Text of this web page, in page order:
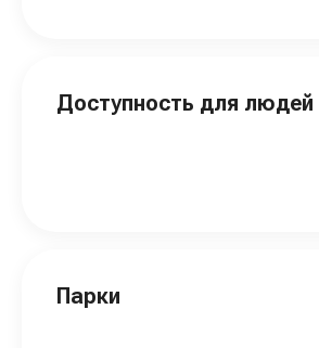
Доступность для людей
Парки